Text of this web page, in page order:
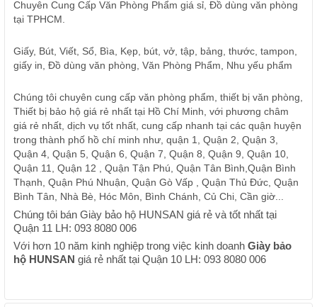
Chuyên Cung Cấp Văn Phòng Phẩm giá sỉ, Đồ dùng văn phòng
tại TPHCM.
Giấy, Bút, Viết, Sổ, Bìa, Kẹp, bút, vở, tập, bảng, thước, tampon,
giấy in, Đồ dùng văn phòng, Văn Phòng Phẩm, Nhu yếu phẩm
Chúng tôi chuyên cung cấp văn phòng phẩm, thiết bị văn phòng,
Thiết bị bảo hộ giá rẻ nhất tại Hồ Chí Minh, với phương châm
giá rẻ nhất, dịch vụ tốt nhất, cung cấp nhanh tại các quận huyện
trong thành phố hồ chí minh như, quận 1, Quận 2, Quận 3,
Quận 4, Quận 5, Quận 6, Quận 7, Quận 8, Quận 9, Quận 10,
Quận 11, Quận 12 , Quận Tận Phú, Quận Tân Bình,Quận Bình
Thạnh, Quận Phú Nhuận, Quận Gò Vấp , Quận Thủ Đức, Quận
Bình Tân, Nhà Bè, Hóc Môn, Bình Chánh, Củ Chi, Cần giờ...
Chúng tôi bán Giày bảo hộ HUNSAN giá rẻ và tốt nhất tại
Quận 11 LH: 093 8080 006
Với hơn 10 năm kinh nghiệp trong việc kinh doanhGiày bảo
hộ HUNSAN giá rẻ nhất tại Quận 10 LH: 093 8080 006